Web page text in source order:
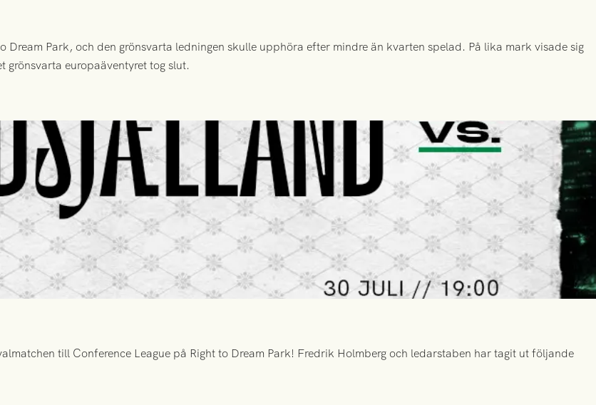
Dream Park, och den grönsvarta ledningen skulle upphöra efter mindre än kvarten spelad. På lika mark visade sig
europaäventyret tog slut.
till Conference League på Right to Dream Park! Fredrik Holmberg och ledarstaben har tagit ut följande